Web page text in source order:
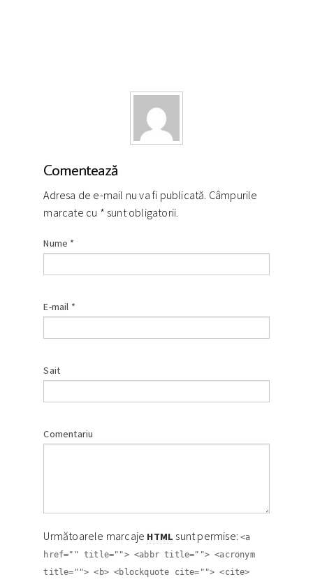
Comentează
Adresa de e-mail nu va fi publicată. Câmpurile
marcate cu * sunt obligatorii.
Nume *
E-mail *
Sait
Comentariu
Următoarele marcaje HTML sunt permise:<a
href="" title=""> <abbr title=""> <acronym
title=""> <b> <blockquote cite=""> <cite>